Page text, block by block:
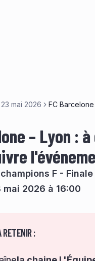
23 mai 2026 FC
– Lyon :
F - Finale
mai 2026 à 16:00
: